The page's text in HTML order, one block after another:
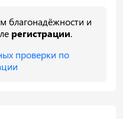
благонадёжности и
регистрации.
проверки по